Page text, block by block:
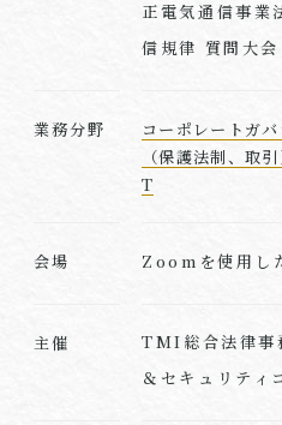
正電気通信事業
信規律 質問大会
業務分野 コーポレートガバ
（保護法制、取引
T
会場 Zoomを使用し
主催
TMI総合法律
＆セキュリティ